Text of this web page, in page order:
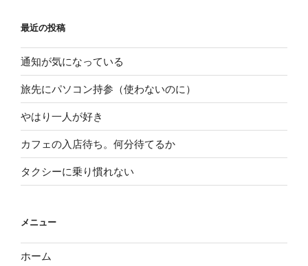
最近の投稿
通知が気になっている
旅先にパソコン持参（使わないのに）
やはり一人が好き
カフェの入店待ち。何分待てるか
タクシーに乗り慣れない
メニュー
ホーム